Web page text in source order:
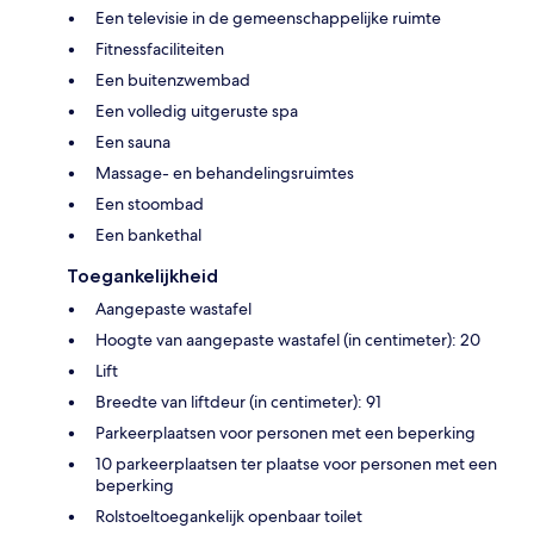
Een televisie in de gemeenschappelijke ruimte
Fitnessfaciliteiten
Een buitenzwembad
Een volledig uitgeruste spa
Een sauna
Massage- en behandelingsruimtes
Een stoombad
Een bankethal
Toegankelijkheid
Aangepaste wastafel
Hoogte van aangepaste wastafel (in centimeter): 20
Lift
Breedte van liftdeur (in centimeter): 91
Parkeerplaatsen voor personen met een beperking
10 parkeerplaatsen ter plaatse voor personen met een
beperking
Rolstoeltoegankelijk openbaar toilet